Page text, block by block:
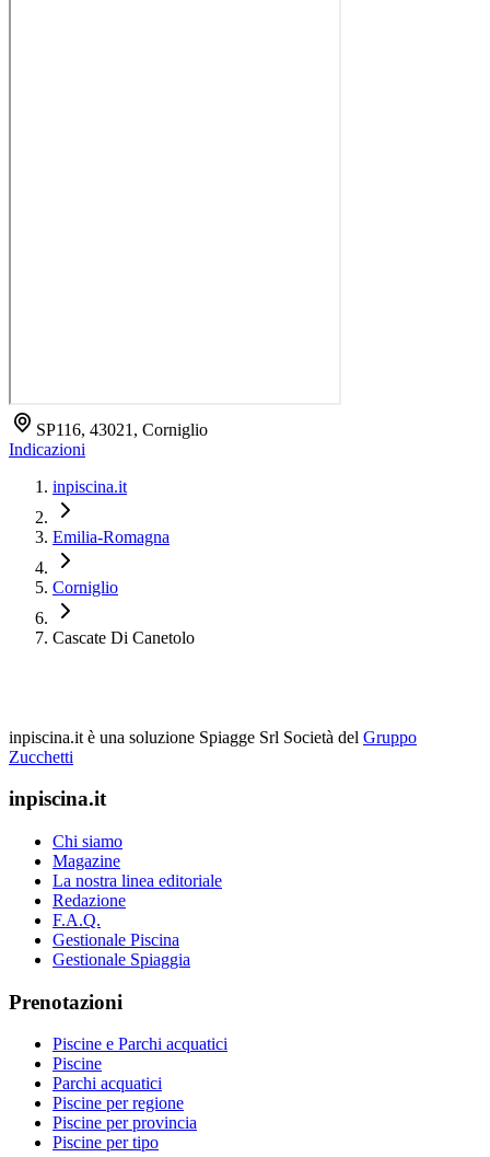
SP116, 43021, Corniglio
Indicazioni
inpiscina.it
Emilia-Romagna
Corniglio
Cascate Di Canetolo
inpiscina.it è una soluzione Spiagge Srl Società del Gruppo
Zucchetti
inpiscina.it
Chi siamo
Magazine
La nostra linea editoriale
Redazione
F.A.Q.
Gestionale Piscina
Gestionale Spiaggia
Prenotazioni
Piscine e Parchi acquatici
Piscine
Parchi acquatici
Piscine per regione
Piscine per provincia
Piscine per tipo